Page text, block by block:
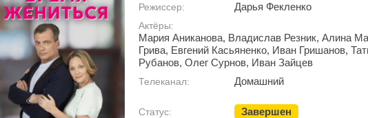
Режиссер: Дарья Фекленко
Актёры:
Мария Аниканова, Владислав Резник, Алина
Грива, Евгений Касьяненко, Иван Гришанов,
Рубанов, Олег Сурнов, Иван Зайцев
Телеканал: Домашний
Статус: Завершен